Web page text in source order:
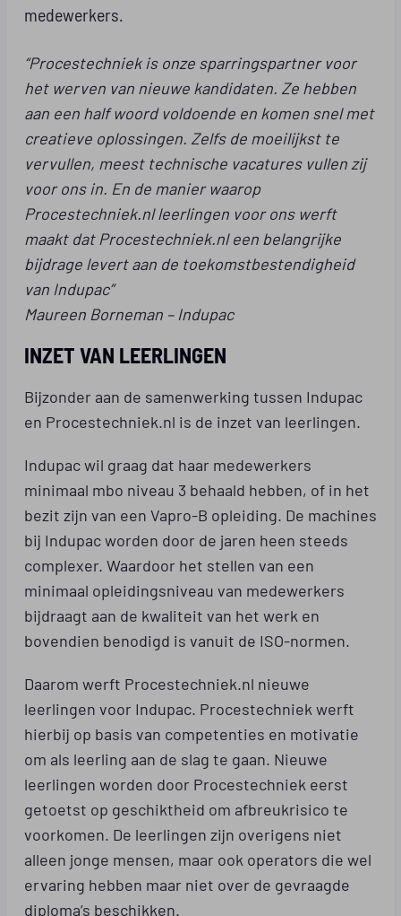
medewerkers.
“Procestechniek is onze sparringspartner voor
het werven van nieuwe kandidaten. Ze hebben
aan een half woord voldoende en komen snel met
creatieve oplossingen. Zelfs de moeilijkst te
vervullen, meest technische vacatures vullen zij
voor ons in. En de manier waarop
Procestechniek.nl leerlingen voor ons werft
maakt dat Procestechniek.nl een belangrijke
bijdrage levert aan de toekomstbestendigheid
van Indupac”
Maureen Borneman – Indupac
INZET VAN LEERLINGEN
Bijzonder aan de samenwerking tussen Indupac
en Procestechniek.nl is de inzet van leerlingen.
Indupac wil graag dat haar medewerkers
minimaal mbo niveau 3 behaald hebben, of in het
bezit zijn van een Vapro-B opleiding. De machines
bij Indupac worden door de jaren heen steeds
complexer. Waardoor het stellen van een
minimaal opleidingsniveau van medewerkers
bijdraagt aan de kwaliteit van het werk en
bovendien benodigd is vanuit de ISO-normen.
Daarom werft Procestechniek.nl nieuwe
leerlingen voor Indupac. Procestechniek werft
hierbij op basis van competenties en motivatie
om als leerling aan de slag te gaan. Nieuwe
leerlingen worden door Procestechniek eerst
getoetst op geschiktheid om afbreukrisico te
voorkomen. De leerlingen zijn overigens niet
alleen jonge mensen, maar ook operators die wel
ervaring hebben maar niet over de gevraagde
diploma’s beschikken.